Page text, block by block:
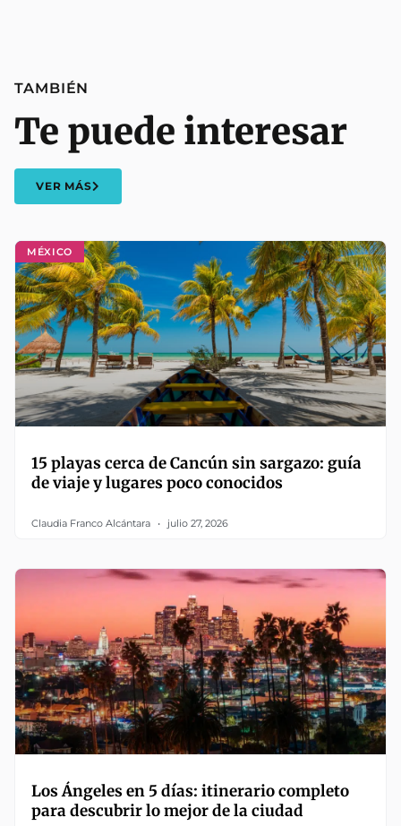
MÉXICO
15 playas cerca de Cancún sin sargazo: guía
de viaje y lugares poco conocidos
Claudia Franco Alcántara julio 27, 2026
Los Ángeles en 5 días: itinerario completo
para descubrir lo mejor de la ciudad
TAMBIÉN
Te puede interesar
VER MÁS